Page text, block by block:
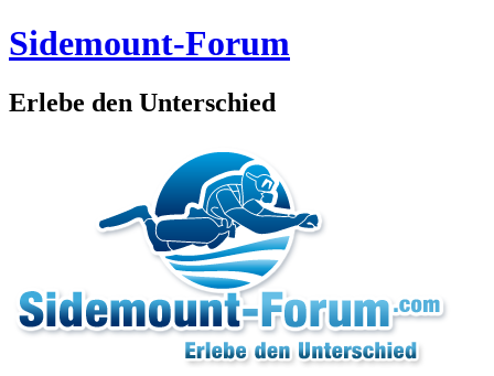
Sidemount-Forum
Erlebe den Unterschied